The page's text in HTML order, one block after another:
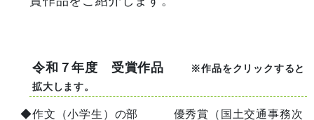
令和７年度 受賞作品
※作品をクリックすると
拡大します。
◆作文（小学生）の部 優秀賞（国土交通事務次